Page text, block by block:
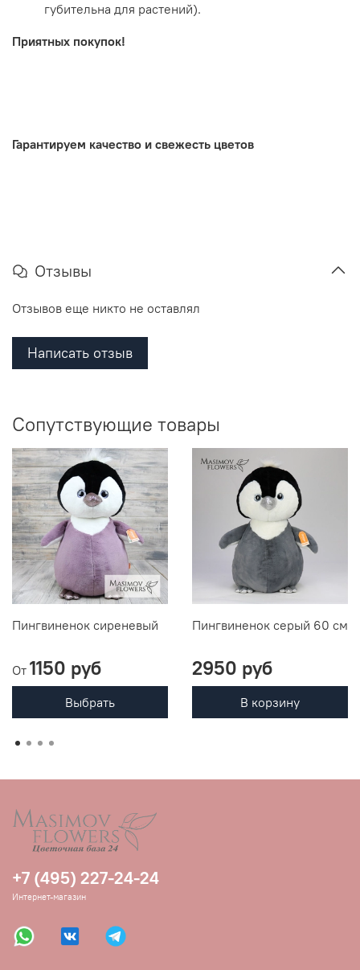
губительна для растений).
Приятных покупок!
Гарантируем качество и свежесть цветов
Отзывы
Отзывов еще никто не оставлял
Написать отзыв
Сопутствующие товары
Пингвиненок сиреневый
От 1150 руб
Выбрать
Пингвиненок серый 60 см
2950 руб
В корзину
+7 (495) 227-24-24
Интернет-магазин